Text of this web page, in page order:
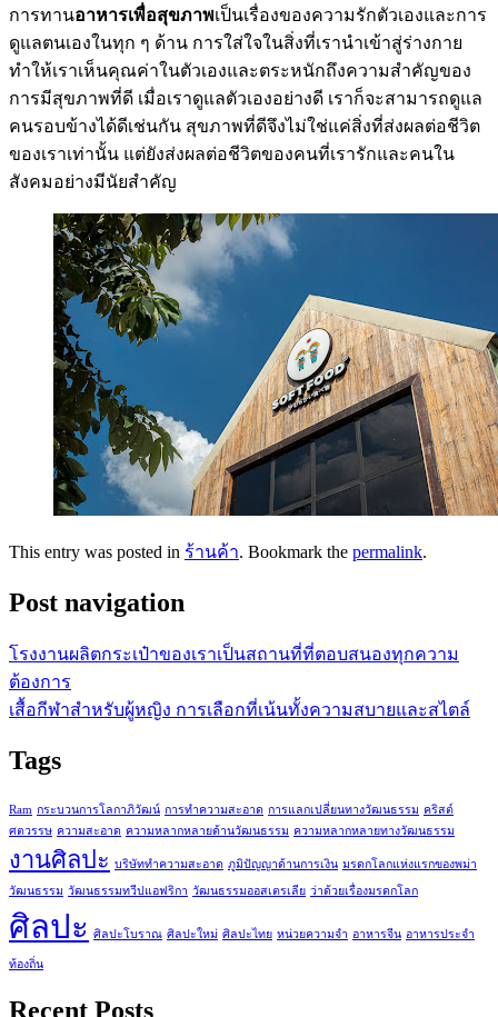
การทานอาหารเพื่อสุขภาพเป็นเรื่องของความรักตัวเองและการ
ดูแลตนเองในทุก ๆ ด้าน การใส่ใจในสิ่งที่เรานำเข้าสู่ร่างกาย
ทำให้เราเห็นคุณค่าในตัวเองและตระหนักถึงความสำคัญของ
การมีสุขภาพที่ดี เมื่อเราดูแลตัวเองอย่างดี เราก็จะสามารถดูแล
คนรอบข้างได้ดีเช่นกัน สุขภาพที่ดีจึงไม่ใช่แค่สิ่งที่ส่งผลต่อชีวิต
ของเราเท่านั้น แต่ยังส่งผลต่อชีวิตของคนที่เรารักและคนใน
สังคมอย่างมีนัยสำคัญ
This entry was posted in ร้านค้า. Bookmark the permalink.
Post navigation
โรงงานผลิตกระเป๋าของเราเป็นสถานที่ที่ตอบสนองทุกความ
ต้องการ
เสื้อกีฬาสำหรับผู้หญิง การเลือกที่เน้นทั้งความสบายและสไตล์
Tags
Ram กระบวนการโลกาภิวัฒน์ การทำความสะอาด การแลกเปลี่ยนทางวัฒนธรรม คริสต์
ศตวรรษ ความสะอาด ความหลากหลายด้านวัฒนธรรม ความหลากหลายทางวัฒนธรรม
งานศิลปะ บริษัททำความสะอาด ภูมิปัญญาด้านการเงิน มรดกโลกแห่งแรกของพม่า
วัฒนธรรม วัฒนธรรมทวีปแอฟริกา วัฒนธรรมออสเตรเลีย ว่าด้วยเรื่องมรดกโลก
ศิลปะ ศิลปะโบราณ ศิลปะใหม่ ศิลปะไทย หน่วยความจำ อาหารจีน อาหารประจำ
ท้องถิ่น
Recent Posts